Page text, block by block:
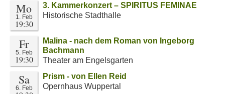
Mo
1. Feb
19:30
3. Kammerkonzert – SPIRITUS FEMINAE
Historische Stadthalle
Fr
5. Feb
19:30
Malina - nach dem Roman von Ingeborg
Bachmann
Theater am Engelsgarten
Sa
6. Feb
Prism - von Ellen Reid
Opernhaus Wuppertal